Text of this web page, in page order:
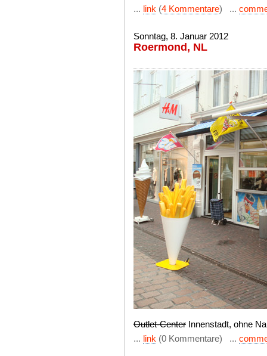
... link (4 Kommentare) ...
Sonntag, 8. Januar 2012
Roermond, NL
Outlet-Center Innenstadt, ohne
... link (0 Kommentare) ...